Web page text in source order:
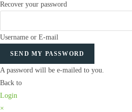
Recover your password
Username or E-mail
SEND MY PASSWORD
A password will be e-mailed to you.
Back to
Login
×